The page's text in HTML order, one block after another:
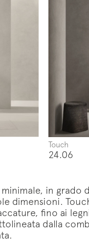
Touch
24.06
in
dimensioni.
fino ai
dalla